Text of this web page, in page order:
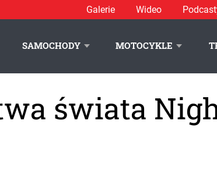
Galerie Wideo
SAMOCHODY MOTOCYKLE
świata